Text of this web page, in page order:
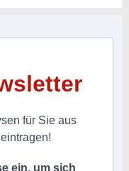
für Sie aus
ein, um sich